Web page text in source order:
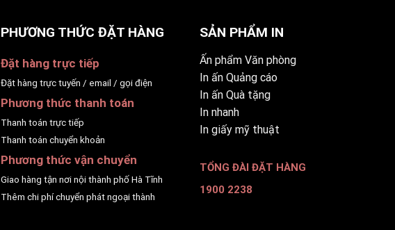
PHƯƠNG THỨC ĐẶT HÀNG
Đặt hàng trực tiếp
Đặt hàng trực tuyến / email / gọi điện
Phương thức thanh toán
Thanh toán trực tiếp
Thanh toán chuyển khoản
Phương thức vận chuyển
Giao hàng tận nơi nội thành phố Hà Tĩnh
Thêm chi phí chuyển phát ngoại thành
SẢN PHẨM IN
Ấn phẩm Văn phòng
In ấn Quảng cáo
In ấn Quà tặng
In nhanh
In giấy mỹ thuật
TỔNG ĐÀI ĐẶT HÀNG
1900 2238